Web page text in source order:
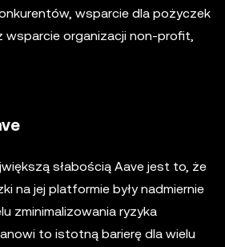
wsparcie dla pożyczek
wsparcie organizacji non-profit,
słabością Aave jest to, że
na jej platformie były nadmiernie
zminimalizowania ryzyka
to istotną barierę dla wielu